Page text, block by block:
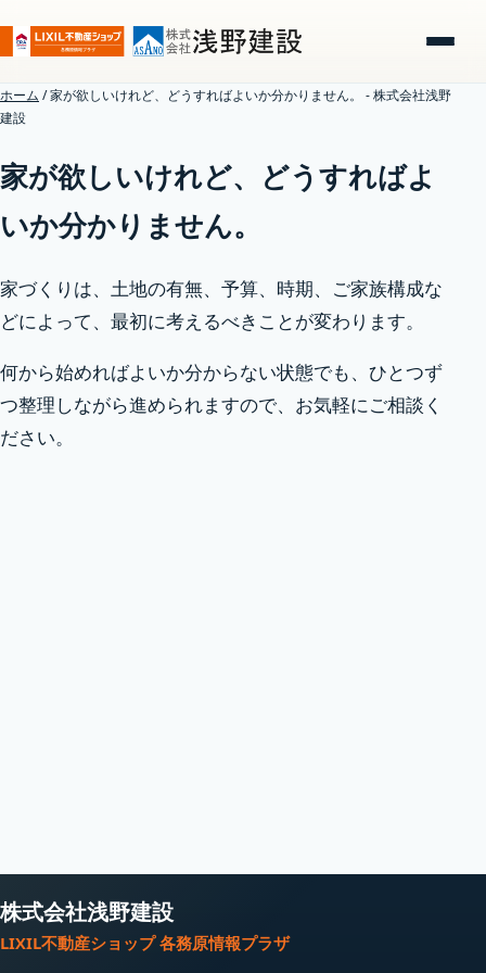
ホーム /家が欲しいけれど、どうすればよいか分かりません。 - 株式会社浅野
建設
家が欲しいけれど、どうすればよ
いか分かりません。
家づくりは、土地の有無、予算、時期、ご家族構成な
どによって、最初に考えるべきことが変わります。
何から始めればよいか分からない状態でも、ひとつず
つ整理しながら進められますので、お気軽にご相談く
ださい。
株式会社浅野建設
LIXIL不動産ショップ 各務原情報プラザ